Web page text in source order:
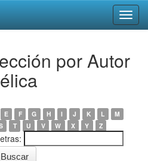
por Autor
E F G H I J K L
M
T U V W X Y Z